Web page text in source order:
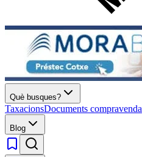
Què busques?
TaxacionsDocuments compravenda
Blog